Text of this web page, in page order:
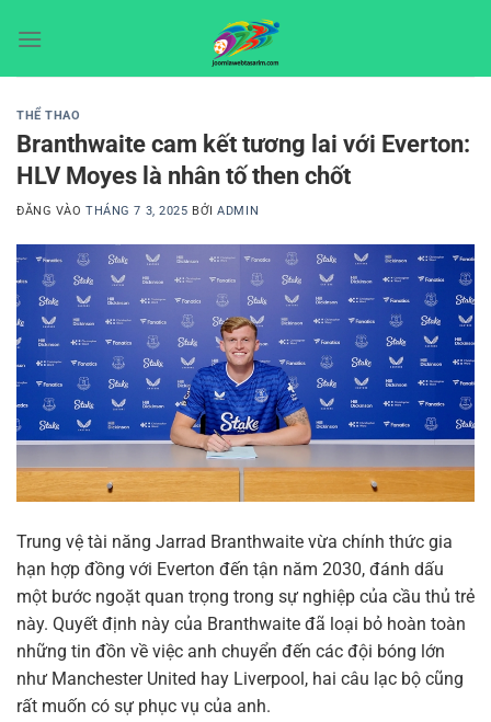
qua
THỂ THAO
Branthwaite cam kết tương lai với Everton:
HLV Moyes là nhân tố then chốt
ĐĂNG VÀOTHÁNG 7 3, 2025 BỞIADMIN
Trung vệ tài năng Jarrad Branthwaite vừa chính thức gia
hạn hợp đồng với Everton đến tận năm 2030, đánh dấu
một bước ngoặt quan trọng trong sự nghiệp của cầu thủ trẻ
này. Quyết định này của Branthwaite đã loại bỏ hoàn toàn
những tin đồn về việc anh chuyển đến các đội bóng lớn
như Manchester United hay Liverpool, hai câu lạc bộ cũng
rất muốn có sự phục vụ của anh.